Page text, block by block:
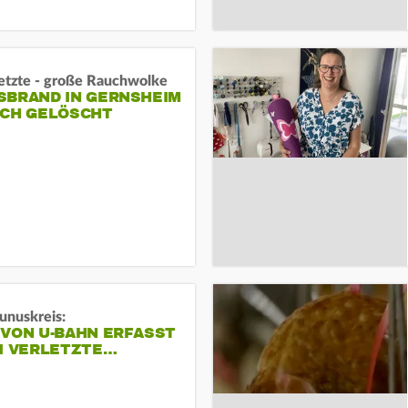
- große Rauchwolke
IN GERNSHEIM E
GELÖSCHT
U-BAHN ERFASST
VERLETZTE…